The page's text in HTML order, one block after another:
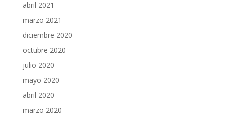
abril 2021
marzo 2021
diciembre 2020
octubre 2020
julio 2020
mayo 2020
abril 2020
marzo 2020